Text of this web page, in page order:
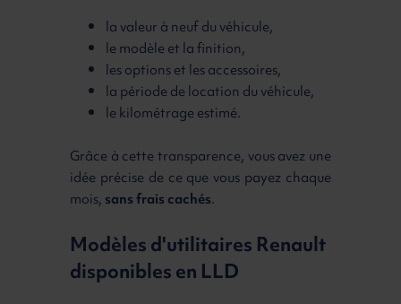
la valeur à neuf du véhicule,
le modèle et la finition,
les options et les accessoires,
la période de location du véhicule,
le kilométrage estimé.
Grâce à cette transparence, vous avez une
idée précise de ce que vous payez chaque
mois,sans frais cachés.
Modèles d'utilitaires Renault
disponibles en LLD